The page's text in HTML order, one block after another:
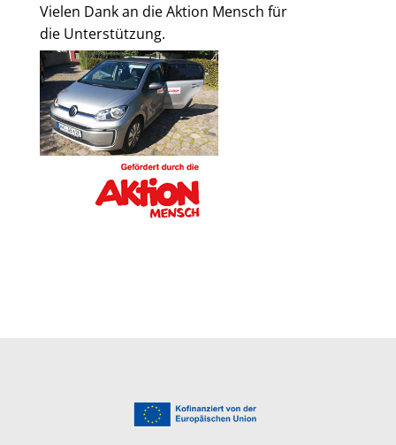
Vielen Dank an die Aktion Mensch für
die Unterstützung.